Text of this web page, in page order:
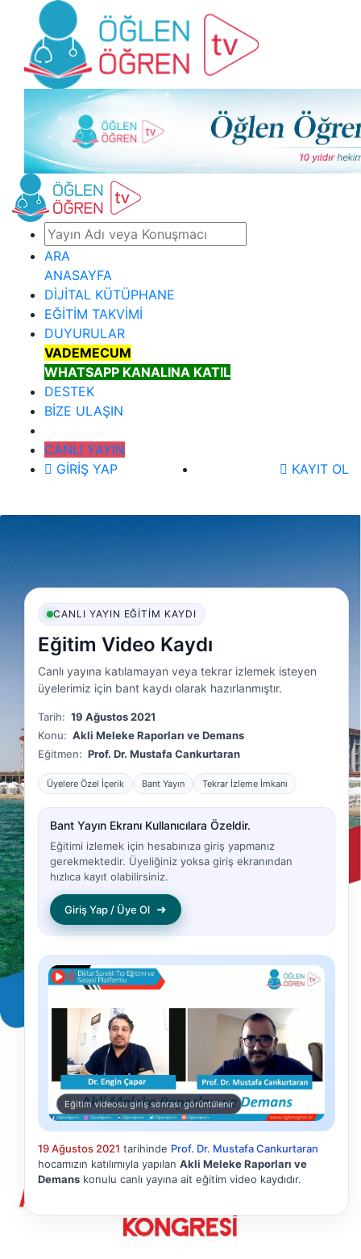
ARA
ANASAYFA
DİJİTAL KÜTÜPHANE
EĞİTİM TAKVİMİ
DUYURULAR
VADEMECUM
WHATSAPP KANALINA KATIL
DESTEK
BİZE ULAŞIN
CANLI YAYIN
GİRİŞ YAP
KAYIT OL
CANLI YAYIN EĞITIM KAYDI
Eğitim Video Kaydı
Canlı yayına katılamayan veya tekrar izlemek isteyen
üyelerimiz için bant kaydı olarak hazırlanmıştır.
Tarih: 19 Ağustos 2021
Konu: Akli Meleke Raporları ve Demans
Eğitmen: Prof. Dr. Mustafa Cankurtaran
Üyelere Özel İçerik Bant Yayın Tekrar İzleme İmkanı
Bant Yayın Ekranı Kullanıcılara Özeldir.
Eğitimi izlemek için hesabınıza giriş yapmanız
gerekmektedir. Üyeliğiniz yoksa giriş ekranından
hızlıca kayıt olabilirsiniz.
Giriş Yap / Üye Ol ➜
Eğitim videosu giriş sonrası görüntülenir
19 Ağustos 2021 tarihinde Prof. Dr. Mustafa Cankurtaran
hocamızın katılımıyla yapılan Akli Meleke Raporları ve
Demans konulu canlı yayına ait eğitim video kaydıdır.